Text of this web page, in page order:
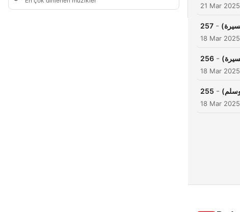
21 Mar 2025
257 -
18 Mar 2025
256 -
18 Mar 2025
255 -
18 Mar 2025